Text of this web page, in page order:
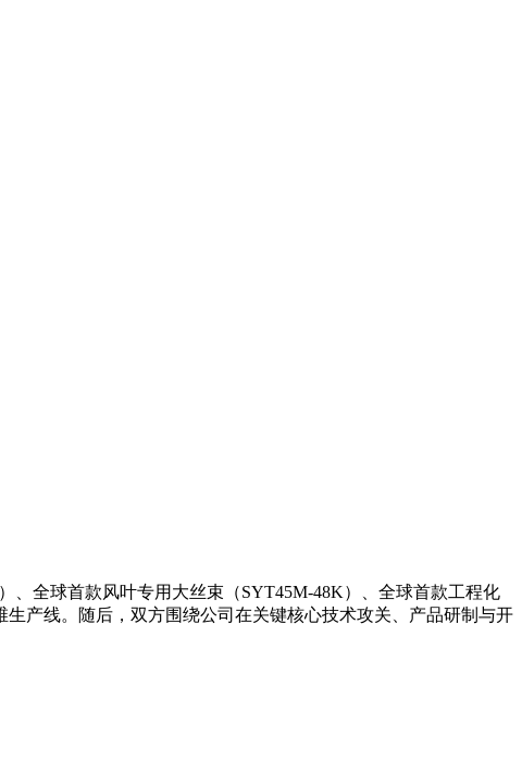
全球首款风叶专用大丝束（SYT45M-48K）、全球首款工程化
产线。随后，双方围绕公司在关键核心技术攻关、产品研制与开